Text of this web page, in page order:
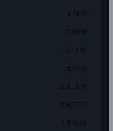
3,5019
7,0038
35,0188
70,0375
350,1876
700,3752
3 501,88